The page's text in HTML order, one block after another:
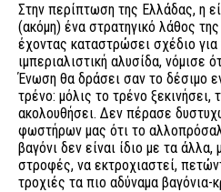
Στην περίπτωση της Ελλάδας, η
(ακόμη) ένα στρατηγικό λάθος
έχοντας καταστρώσει σχέδιο
ιμπεριαλιστική αλυσίδα, νόμισε
Ένωση θα δράσει σαν το δέσιμο
τρένο: μόλις το τρένο ξεκινήσει,
ακολουθήσει. Δεν πέρασε
φωστήρων μας ότι το
βαγόνι δεν είναι ίδιο με τα
στροφές, να εκτροχιαστεί,
τροχιές τα πιο αδύναμα βαγόνια-